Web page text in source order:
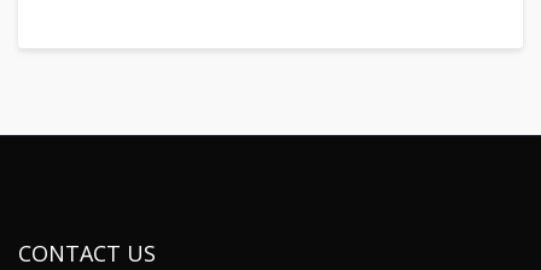
CONTACT US